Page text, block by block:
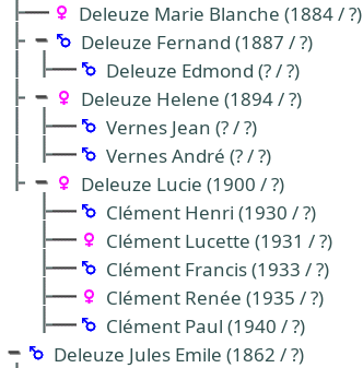
Deleuze Marie Blanche (1884 / ?)
Deleuze Fernand (1887 / ?)
Deleuze Edmond (? / ?)
Deleuze Helene (1894 / ?)
Vernes Jean (? / ?)
Vernes André (? / ?)
Deleuze Lucie (1900 / ?)
Clément Henri (1930 / ?)
Clément Lucette (1931 / ?)
Clément Francis (1933 / ?)
Clément Renée (1935 / ?)
Clément Paul (1940 / ?)
Deleuze Jules Emile (1862 / ?)